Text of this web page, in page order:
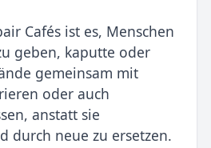
Cafés ist es, Menschen
geben, kaputte oder
gemeinsam mit
oder auch
anstatt sie
durch neue zu ersetzen.